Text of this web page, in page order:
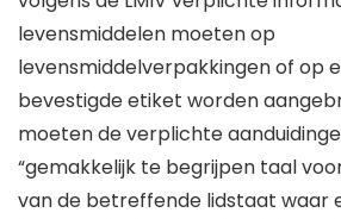
levensmiddelen moeten op
levensmiddelverpakkingen of op
bevestigde etiket worden
moeten de verplichte
“gemakkelijk te begrijpen taal
van de betreffende lidstaat waar